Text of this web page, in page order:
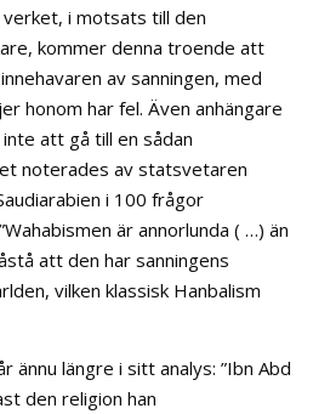
i motsats till den
kommer denna troende att
av sanningen, med
honom har fel. Även anhängare
att gå till en sådan
noterades av statsvetaren
i 100 frågor
är annorlunda ( …) än
att den har sanningens
vilken klassisk Hanbalism
ännu längre i sitt analys: ”Ibn Abd
den religion han